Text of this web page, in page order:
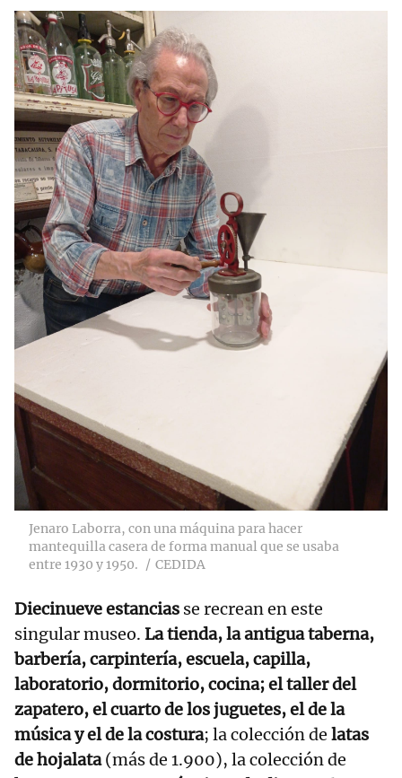
Jenaro Laborra, con una máquina para hacer
mantequilla casera de forma manual que se usaba
entre 1930 y 1950.
CEDIDA
Diecinueve estancias se recrean en este
singular museo. La tienda, la antigua taberna,
barbería, carpintería, escuela, capilla,
laboratorio, dormitorio, cocina; el taller del
zapatero, el cuarto de los juguetes, el de la
música y el de la costura; la colección de latas
de hojalata(más de 1.900), la colección de